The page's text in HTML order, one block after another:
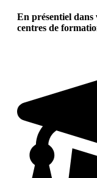
En présentiel
centres de